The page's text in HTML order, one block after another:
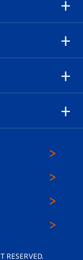
RESERVED.